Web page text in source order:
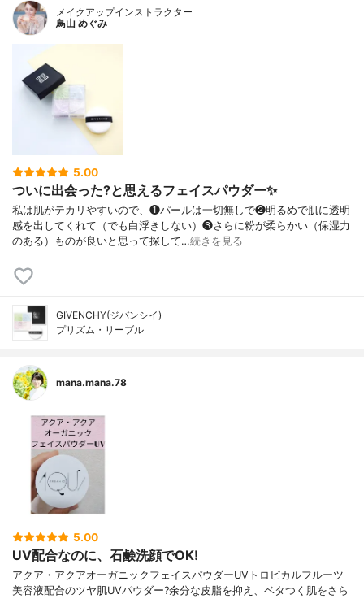
メイクアップインストラクター
鳥山 めぐみ
5.00
ついに出会った?と思えるフェイスパウダー✨
私は肌がテカリやすいので、❶パールは一切無しで❷明るめで肌に透明
感を出してくれて（でも白浮きしない）❸さらに粉が柔らかい（保湿力
のある）ものが良いと思って探して…続きを見る
GIVENCHY(ジバンシイ)
プリズム・リーブル
mana.mana.78
5.00
UV配合なのに、石鹸洗顔でOK!
アクア・アクア オーガニックフェイスパウダーUV トロピカルフルーツ
美容液配合のツヤ肌UVパウダー? 余分な皮脂を抑え、ベタつく肌をさら